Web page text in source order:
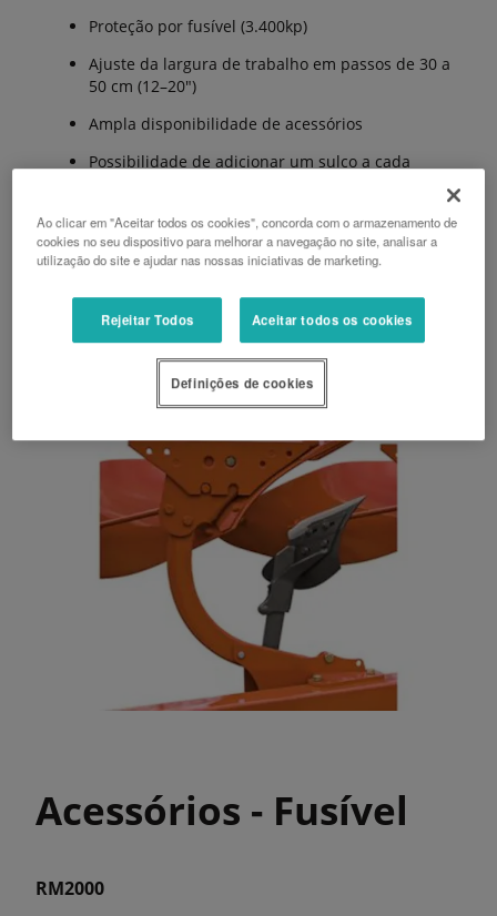
Proteção por fusível (3.400kp)
Ajuste da largura de trabalho em passos de 30 a
50 cm (12–20″)
Ampla disponibilidade de acessórios
Possibilidade de adicionar um sulco a cada
PEDIR UM ORÇAMENTO
Acessórios - Fusível
RM2000
Ao clicar em "Aceitar todos os cookies", concorda com o armazenamento de
cookies no seu dispositivo para melhorar a navegação no site, analisar a
utilização do site e ajudar nas nossas iniciativas de marketing.
Rejeitar Todos Aceitar todos os cookies
Definições de cookies